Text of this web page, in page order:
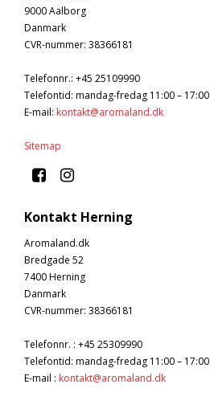
9000 Aalborg
Danmark
CVR-nummer: 38366181
Telefonnr.: +45 25109990
Telefontid: mandag-fredag 11:00 – 17:00
E-mail: kontakt@aromaland.dk
Sitemap
Kontakt Herning
Aromaland.dk
Bredgade 52
7400 Herning
Danmark
CVR-nummer: 38366181
Telefonnr. : +45 25309990
Telefontid: mandag-fredag 11:00 – 17:00
E-mail : kontakt@aromaland.dk